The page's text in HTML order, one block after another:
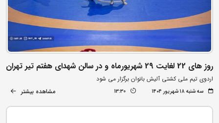
روز های 22 لغایت 29 شهریورماه و در سالن شهدای هفتم تیر تهران
اردوی تیم ملی کشتی آلیش بانوان برگزار می شود
سه شنبه ۱۸ شهریور ۱۴۰۴ 13:30 مشاهده بیشتر